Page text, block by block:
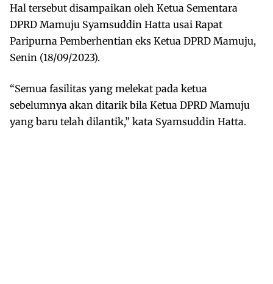
Hal tersebut disampaikan oleh Ketua Sementara
DPRD Mamuju Syamsuddin Hatta usai Rapat
Paripurna Pemberhentian eks Ketua DPRD Mamuju,
Senin (18/09/2023).
“Semua fasilitas yang melekat pada ketua
sebelumnya akan ditarik bila Ketua DPRD Mamuju
yang baru telah dilantik,” kata Syamsuddin Hatta.